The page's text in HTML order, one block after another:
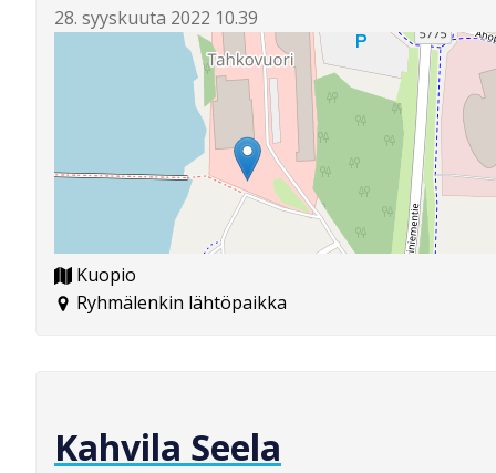
28. syyskuuta 2022 10.39
Kuopio
Ryhmälenkin lähtöpaikka
Kahvila Seela